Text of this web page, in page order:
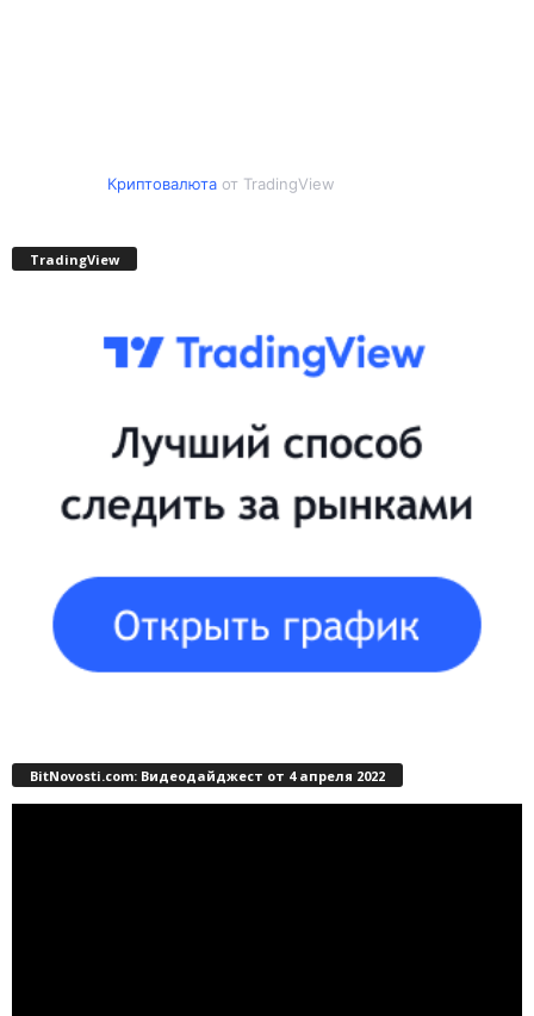
Криптовалютаот TradingView
TradingView
BitNovosti.com: Видеодайджест от 4 апреля 2022